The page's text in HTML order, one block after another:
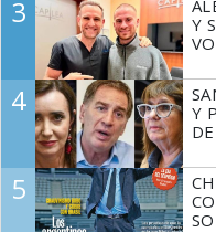
3
Y
4
Y
5